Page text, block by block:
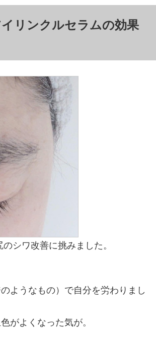
リンクルセラムの効果
シワ改善に挑みました。
ようなもの）で自分を労わりまし
がよくなった気が。